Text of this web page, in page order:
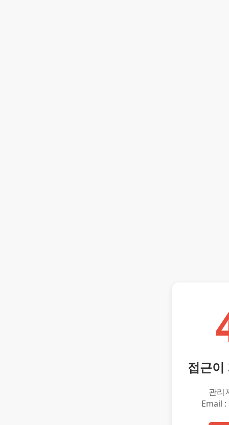
접근이
관리
Email